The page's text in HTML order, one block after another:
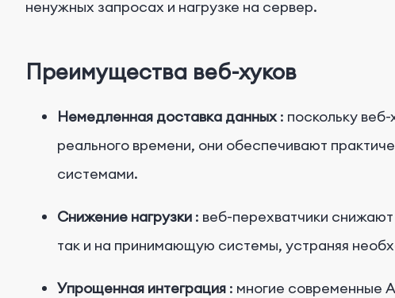
ненужных запросах и нагрузке на сервер.
Преимущества веб-хуков
Немедленная доставка данных : поскольку
реального времени, они обеспечивают
системами.
Снижение нагрузки : веб-перехватчики
так и на принимающую системы, устраняя
Упрощенная интеграция : многие современные